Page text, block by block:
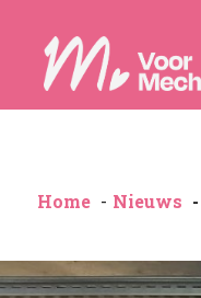
Home Nieuws